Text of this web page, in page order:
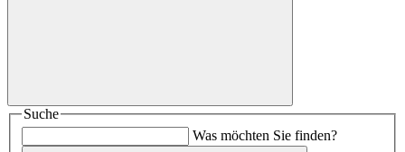
Suche
Was möchten Sie finden?